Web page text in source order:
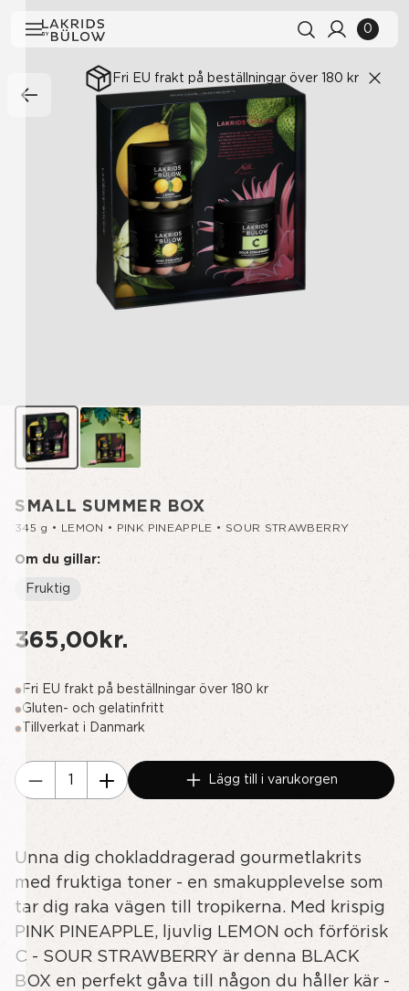
0
Fri EU frakt på beställningar över 180 kr
Rensa alla
Visa alla
SMALL SUMMER BOX
345 g • LEMON • PINK PINEAPPLE • SOUR STRAWBERRY
Om du gillar:
Fruktig
365,00kr.
Fri EU frakt på beställningar över 180 kr
Gluten- och gelatinfritt
Tillverkat i Danmark
Nuvarande
lager:
undefined
Öka
SMALL
SUMMER
BOX
Lägg till i varukorgen
Unna dig chokladdragerad gourmetlakrits
med fruktiga toner - en smakupplevelse som
tar dig raka vägen till tropikerna. Med krispig
PINK PINEAPPLE, ljuvlig LEMON och förförisk
C - SOUR STRAWBERRY är denna BLACK
BOX en perfekt gåva till någon du håller kär -